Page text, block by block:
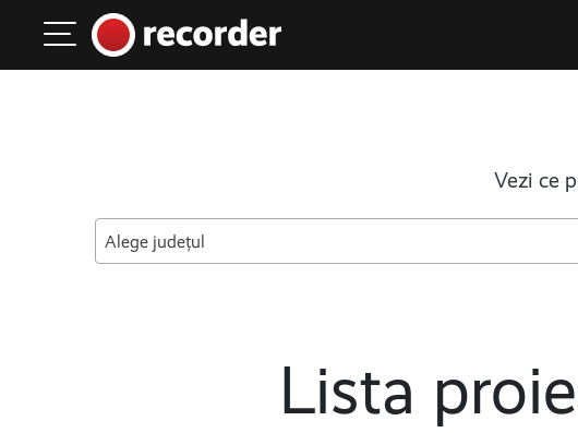
Main Navigation
Vezi ce
Alege județul
Lista